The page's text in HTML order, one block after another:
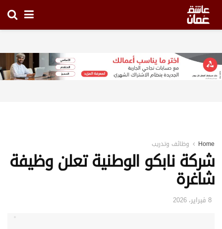
Home وظائف وتدريب
شركة نابكو الوطنية تعلن وظيفة
شاغرة